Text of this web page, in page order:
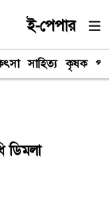
ই-পেপার
সাহিত্য কৃষক
ডিমলা